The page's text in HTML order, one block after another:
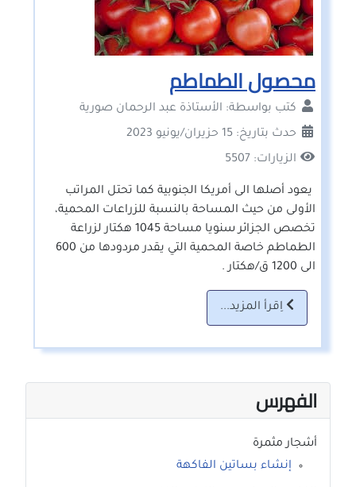
الفهرس
أشجار مثمرة
إنشاء بساتين الفاكهة
محصول الطماطم
كتب بواسطة: الأستاذة عبد الرحمان صورية
حدث بتاريخ: 15 حزيران/يونيو 2023
الزيارات: 5507
يعود أصلها الى أمريكا الجنوبية كما تحتل المراتب
الأولى من حيث المساحة بالنسبة للزراعات المحمية،
تخصص الجزائر سنويا مساحة 1045 هكتار لزراعة
الطماطم خاصة المحمية التي يقدر مردودها من 600
الى 1200 ق/هكتار .
اِقرأ المزيد...